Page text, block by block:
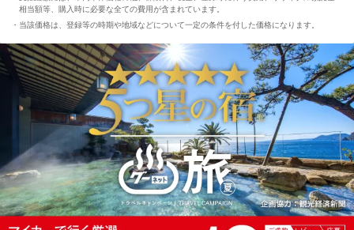
相当額等、購入時に必要な全ての費用が含まれています。
当該価格は、登録等の時期や地域などについて一定の条件を付した価格になります。